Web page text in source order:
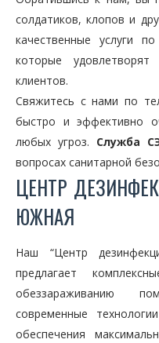
солдатиков, клопов и
качественные услуги
которые
клиентов.
Свяжитесь с нами по
быстро и эффективно
любых угроз. Служба
вопросах санитарной
ЦЕНТР
ЮЖНАЯ
Наш “Центр
предлагает
обеззараживанию
современные
обеспечения